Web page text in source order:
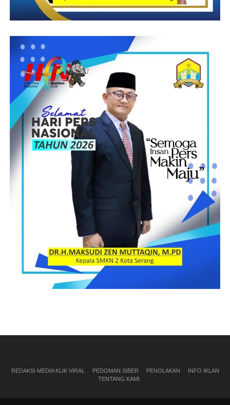
REDAKSI MEDIA KLIK VIRAL PEDOMAN SIBER PENOLAKAN
INFO IKLAN
TENTANG KAMI